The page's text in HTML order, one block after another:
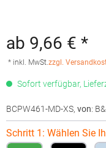
ab 9,66 € *
* inkl. MwSt.zzgl.
Sofort verfügbar,
BCPW461-MD-XS, von:
Schritt 1: Wählen Sie